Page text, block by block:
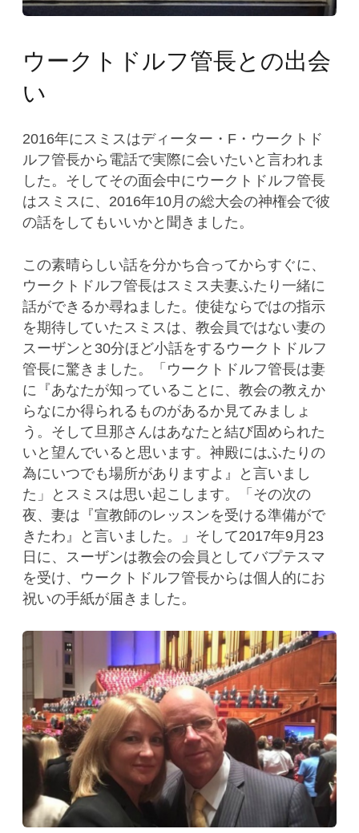
ウークトドルフ管長との出会
い
2016年にスミスはディーター・F・ウークトド
ルフ管長から電話で実際に会いたいと言われま
した。そしてその面会中にウークトドルフ管長
はスミスに、2016年10月の総大会の神権会で彼
の話をしてもいいかと聞きました。
この素晴らしい話を分かち合ってからすぐに、
ウークトドルフ管長はスミス夫妻ふたり一緒に
話ができるか尋ねました。使徒ならではの指示
を期待していたスミスは、教会員ではない妻の
スーザンと30分ほど小話をするウークトドルフ
管長に驚きました。「ウークトドルフ管長は妻
に『あなたが知っていることに、教会の教えか
らなにか得られるものがあるか見てみましょ
う。そして旦那さんはあなたと結び固められた
いと望んでいると思います。神殿にはふたりの
為にいつでも場所がありますよ』と言いまし
た」とスミスは思い起こします。「その次の
夜、妻は『宣教師のレッスンを受ける準備がで
きたわ』と言いました。」そして2017年9月23
日に、スーザンは教会の会員としてバプテスマ
を受け、ウークトドルフ管長からは個人的にお
祝いの手紙が届きました。